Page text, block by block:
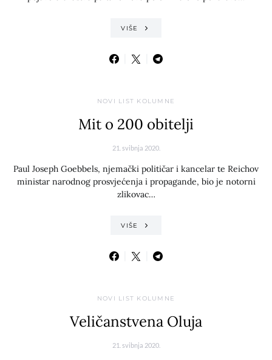
VIŠE
NOVI LIST KOLUMNE
Mit o 200 obitelji
21. svibnja 2020.
Paul Joseph Goebbels, njemački političar i kancelar te Reichov
ministar narodnog prosvjećenja i propagande, bio je notorni
zlikovac…
VIŠE
NOVI LIST KOLUMNE
Veličanstvena Oluja
21. svibnja 2020.